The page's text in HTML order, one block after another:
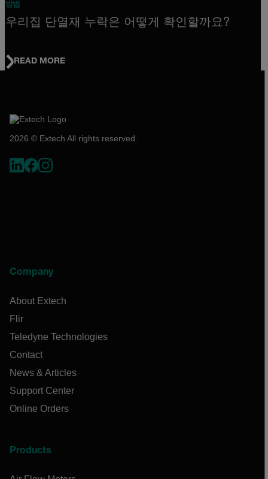
방법
우리집 단열재 누락은 어떻게 확인할까요?
READ MORE
2026 © Extech All rights reserved.
Company
About Extech
Flir
Teledyne Technologies
Contact
News & Articles
Support Center
Online Orders
Products